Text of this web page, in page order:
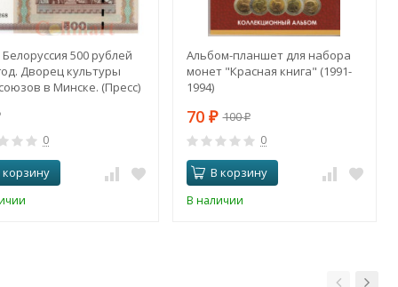
500 рублей
Дворец культуры
в Минске. (Пресс)
0
Альбом-планшет для набора
монет "Красная книга" (1991-
1994)
70 ₽ 100₽
0
В корзину
В наличии